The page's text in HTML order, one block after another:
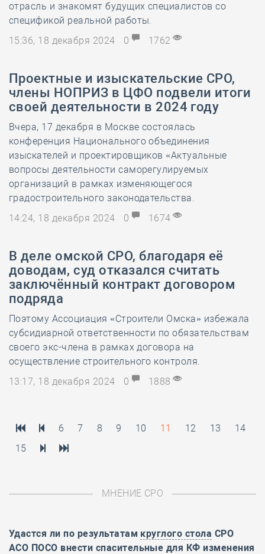
отрасль и знакомят будущих специалистов со
спецификой реальной работы.
15:36, 18 декабря 2024
0 1762
Проектные и изыскательские СРО,
члены НОПРИЗ в ЦФО подвели итоги
своей деятельности в 2024 году
Вчера, 17 декабря в Москве состоялась
конференция Национального объединения
изыскателей и проектировщиков «Актуальные
вопросы деятельности саморегулируемых
организаций в рамках изменяющегося
градостроительного законодательства.
14:24, 18 декабря 2024
0 1674
В деле омской СРО, благодаря её
доводам, суд отказался считать
заключённый контракт договором
подряда
Поэтому Ассоциация «Строители Омска» избежала
субсидиарной ответственности по обязательствам
своего экс-члена в рамках договора на
осуществление строительного контроля.
13:17, 18 декабря 2024
0 1888
6 7 8 9 10 11 12 13
14
15
МНЕНИЕ СРО
Удастся ли по результатам круглого стола СРО
АСО ПОСО внести спасительные для КФ изменения